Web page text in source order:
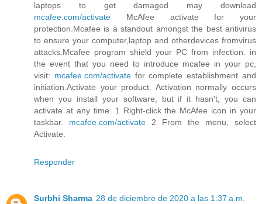
laptops to get damaged may download
mcafee.com/activate McAfee activate for your
protection.Mcafee is a standout amongst the best antivirus
to ensure your computer,laptop and otherdevices fromvirus
attacks.Mcafee program shield your PC from infection. in
the event that you need to introduce mcafee in your pc,
visit: mcafee.com/activatefor complete establishment and
initiation.Activate your product. Activation normally occurs
when you install your software, but if it hasn't, you can
activate at any time. 1 Right-click the McAfee icon in your
taskbar. mcafee.com/activate 2 From the menu, select
Activate.
Responder
Surbhi Sharma 28 de diciembre de 2020 a las 1:37 a.m.